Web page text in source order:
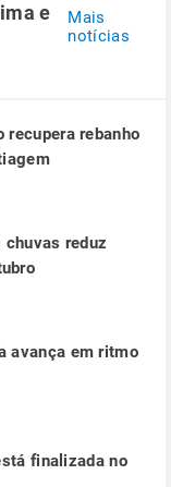
e
Mais
notícias
recupera rebanho
chuvas reduz
avança em ritmo
finalizada no